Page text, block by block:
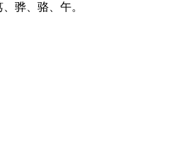
骅、骆、午。